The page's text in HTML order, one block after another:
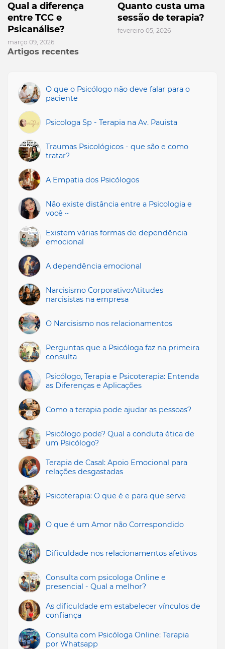
Qual a diferença
entre TCC e
Psicanálise?
março 09, 2026
Quanto custa uma
sessão de terapia?
fevereiro 05, 2026
Artigos recentes
O que o Psicólogo não deve falar para o
paciente
Psicologa Sp - Terapia na Av. Pauista
Traumas Psicológicos - que são e como
tratar?
A Empatia dos Psicólogos
Não existe distância entre a Psicologia e
você ••
Existem várias formas de dependência
emocional
A dependência emocional
Narcisismo Corporativo:Atitudes
narcisistas na empresa
O Narcisismo nos relacionamentos
Perguntas que a Psicóloga faz na primeira
consulta
Psicólogo, Terapia e Psicoterapia: Entenda
as Diferenças e Aplicações
Como a terapia pode ajudar as pessoas?
Psicólogo pode? Qual a conduta ética de
um Psicólogo?
Terapia de Casal: Apoio Emocional para
relações desgastadas
Psicoterapia: O que é e para que serve
O que é um Amor não Correspondido
Dificuldade nos relacionamentos afetivos
Consulta com psicologa Online e
presencial - Qual a melhor?
As dificuldade em estabelecer vínculos de
confiança
Consulta com Psicóloga Online: Terapia
por Whatsapp